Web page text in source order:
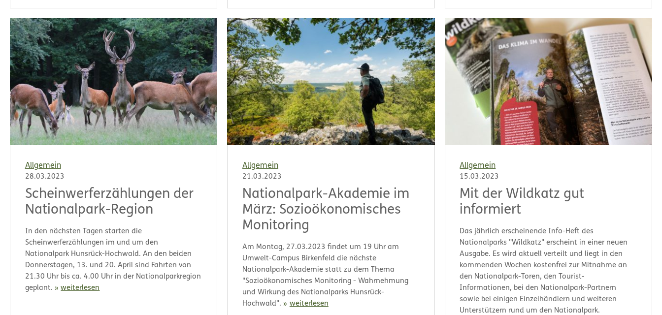
Allgemein
28.03.2023
Scheinwerferzählungen der
Nationalpark-Region
In den nächsten Tagen starten die
Scheinwerferzählungen im und um den
Nationalpark Hunsrück-Hochwald. An den beiden
Donnerstagen, 13. und 20. April sind Fahrten von
21.30 Uhr bis ca. 4.00 Uhr in der Nationalparkregion
geplant.
weiterlesen
Allgemein
21.03.2023
Nationalpark-Akademie im
März: Sozioökonomisches
Monitoring
Am Montag, 27.03.2023 findet um 19 Uhr am
Umwelt-Campus Birkenfeld die nächste
Nationalpark-Akademie statt zu dem Thema
"Sozioökonomisches Monitoring - Wahrnehmung
und Wirkung des Nationalparks Hunsrück-
Hochwald".
weiterlesen
Allgemein
15.03.2023
Mit der Wildkatz gut
informiert
Das jährlich erscheinende Info-Heft des
Nationalparks "Wildkatz" erscheint in einer neuen
Ausgabe. Es wird aktuell verteilt und liegt in den
kommenden Wochen kostenfrei zur Mitnahme an
den Nationalpark-Toren, den Tourist-
Informationen, bei den Nationalpark-Partnern
sowie bei einigen Einzelhändlern und weiteren
Unterstützern rund um den Nationalpark.